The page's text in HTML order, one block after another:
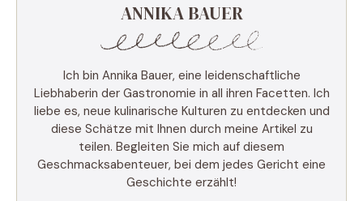
ANNIKA BAUER
Ich bin Annika Bauer, eine leidenschaftliche
Liebhaberin der Gastronomie in all ihren Facetten. Ich
liebe es, neue kulinarische Kulturen zu entdecken und
diese Schätze mit Ihnen durch meine Artikel zu
teilen. Begleiten Sie mich auf diesem
Geschmacksabenteuer, bei dem jedes Gericht eine
Geschichte erzählt!